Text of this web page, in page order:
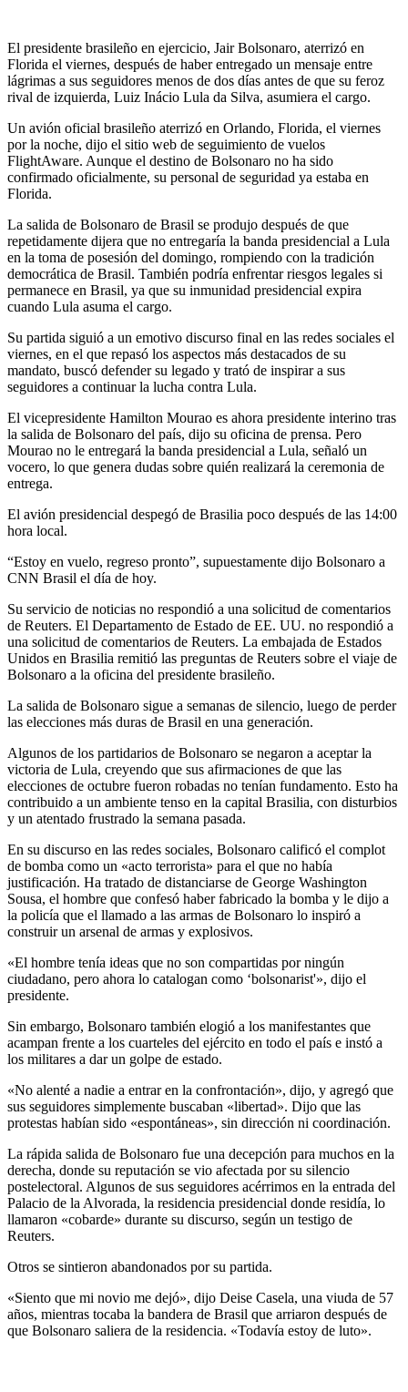
El presidente brasileño en ejercicio, Jair Bolsonaro, aterrizó en
Florida el viernes, después de haber entregado un mensaje entre
lágrimas a sus seguidores menos de dos días antes de que su feroz
rival de izquierda, Luiz Inácio Lula da Silva, asumiera el cargo.
Un avión oficial brasileño aterrizó en Orlando, Florida, el viernes
por la noche, dijo el sitio web de seguimiento de vuelos
FlightAware. Aunque el destino de Bolsonaro no ha sido
confirmado oficialmente, su personal de seguridad ya estaba en
Florida.
La salida de Bolsonaro de Brasil se produjo después de que
repetidamente dijera que no entregaría la banda presidencial a Lula
en la toma de posesión del domingo, rompiendo con la tradición
democrática de Brasil. También podría enfrentar riesgos legales si
permanece en Brasil, ya que su inmunidad presidencial expira
cuando Lula asuma el cargo.
Su partida siguió a un emotivo discurso final en las redes sociales el
viernes, en el que repasó los aspectos más destacados de su
mandato, buscó defender su legado y trató de inspirar a sus
seguidores a continuar la lucha contra Lula.
El vicepresidente Hamilton Mourao es ahora presidente interino tras
la salida de Bolsonaro del país, dijo su oficina de prensa. Pero
Mourao no le entregará la banda presidencial a Lula, señaló un
vocero, lo que genera dudas sobre quién realizará la ceremonia de
entrega.
El avión presidencial despegó de Brasilia poco después de las 14:00
hora local.
“Estoy en vuelo, regreso pronto”, supuestamente dijo Bolsonaro a
CNN Brasil el día de hoy.
Su servicio de noticias no respondió a una solicitud de comentarios
de Reuters. El Departamento de Estado de EE. UU. no respondió a
una solicitud de comentarios de Reuters. La embajada de Estados
Unidos en Brasilia remitió las preguntas de Reuters sobre el viaje de
Bolsonaro a la oficina del presidente brasileño.
La salida de Bolsonaro sigue a semanas de silencio, luego de perder
las elecciones más duras de Brasil en una generación.
Algunos de los partidarios de Bolsonaro se negaron a aceptar la
victoria de Lula, creyendo que sus afirmaciones de que las
elecciones de octubre fueron robadas no tenían fundamento. Esto ha
contribuido a un ambiente tenso en la capital Brasilia, con disturbios
y un atentado frustrado la semana pasada.
En su discurso en las redes sociales, Bolsonaro calificó el complot
de bomba como un «acto terrorista» para el que no había
justificación. Ha tratado de distanciarse de George Washington
Sousa, el hombre que confesó haber fabricado la bomba y le dijo a
la policía que el llamado a las armas de Bolsonaro lo inspiró a
construir un arsenal de armas y explosivos.
«El hombre tenía ideas que no son compartidas por ningún
ciudadano, pero ahora lo catalogan como ‘bolsonarist'», dijo el
presidente.
Sin embargo, Bolsonaro también elogió a los manifestantes que
acampan frente a los cuarteles del ejército en todo el país e instó a
los militares a dar un golpe de estado.
«No alenté a nadie a entrar en la confrontación», dijo, y agregó que
sus seguidores simplemente buscaban «libertad». Dijo que las
protestas habían sido «espontáneas», sin dirección ni coordinación.
La rápida salida de Bolsonaro fue una decepción para muchos en la
derecha, donde su reputación se vio afectada por su silencio
postelectoral. Algunos de sus seguidores acérrimos en la entrada del
Palacio de la Alvorada, la residencia presidencial donde residía, lo
llamaron «cobarde» durante su discurso, según un testigo de
Reuters.
Otros se sintieron abandonados por su partida.
«Siento que mi novio me dejó», dijo Deise Casela, una viuda de 57
años, mientras tocaba la bandera de Brasil que arriaron después de
que Bolsonaro saliera de la residencia. «Todavía estoy de luto».